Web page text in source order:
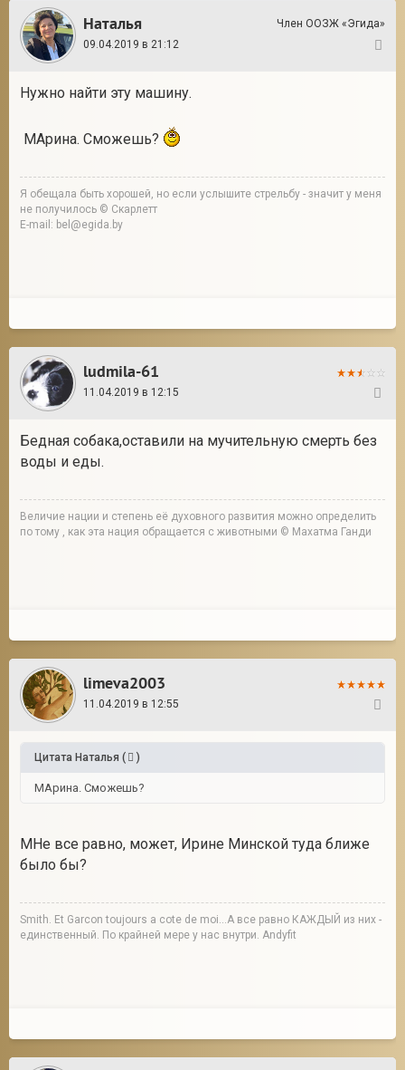
Наталья
Член ООЗЖ «Эгида»
09.04.2019 в 21:12
Нужно найти эту машину.
МАрина. Сможешь?
Я обещала быть хорошей, но если услышите стрельбу - значит у меня
не получилось © Скарлетт
E-mail: bel@egida.by
ludmila-61
11.04.2019 в 12:15
Бедная собака,оставили на мучительную смерть без
воды и еды.
Величие нации и степень её духовного развития можно определить
по тому , как эта нация обращается с животными © Махатма Ганди
limeva2003
11.04.2019 в 12:55
Цитата Наталья ( )
МАрина. Сможешь?
МНе все равно, может, Ирине Минской туда ближе
было бы?
Smith. Et Garcon toujours a cote de moi...А все равно КАЖДЫЙ из них -
единственный. По крайней мере у нас внутри. Andyfit